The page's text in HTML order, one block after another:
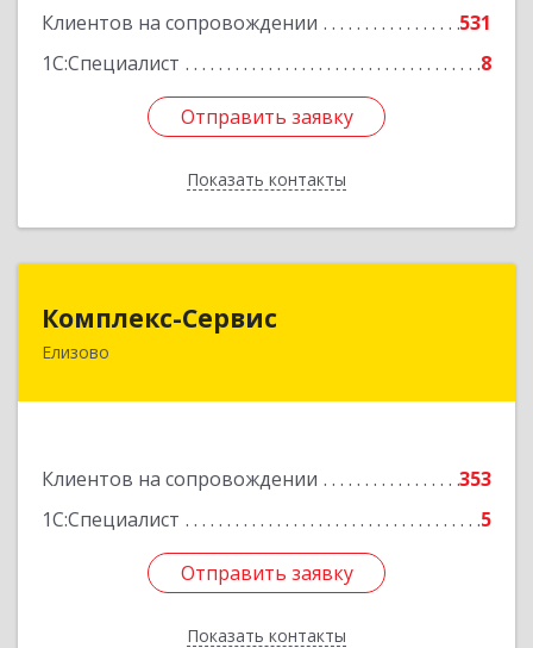
Клиентов на сопровождении
531
1С:Специалист
8
Отправить заявку
Показать контакты
Подробнее
Отправить заявку
Назад
Комплекс-Сервис
Елизово
Клиентов на сопровождении
353
1С:Специалист
5
Отправить заявку
Показать контакты
684000, Камчатский край, Елизовский р-н,
Отправить заявку
Назад